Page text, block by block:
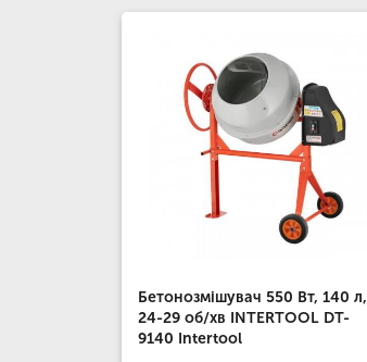
Бетонозмішувач 550 Вт, 140 л,
24-29 об/хв INTERTOOL DT-
9140 Intertool